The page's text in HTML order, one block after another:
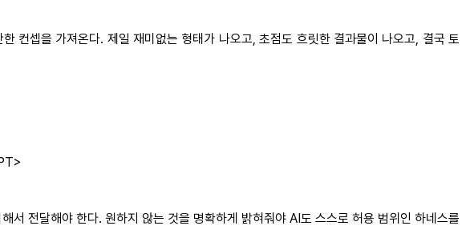
컨셉을 가져온다. 제일 재미없는 형태가 나오고, 초점도 흐릿한 결과물이 나오고, 결국 토
서 전달해야 한다. 원하지 않는 것을 명확하게 밝혀줘야 AI도 스스로 허용 범위인 하네스를